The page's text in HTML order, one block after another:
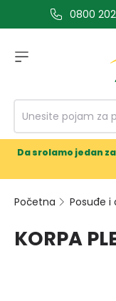
glavni sadržaj
0800
Da srolamo jedan
Početna Posuđe
KORPA